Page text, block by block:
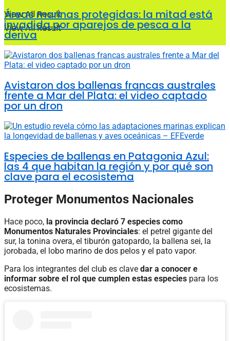
View All Result
View All Result
Áreas marinas protegidas: la mitad está
invadida por aparejos de pesca a la
deriva
Avistaron dos ballenas francas australes
frente a Mar del Plata: el video captado
por un dron
Especies de ballenas en Patagonia Azul:
las 4 que habitan la región y por qué son
clave para el ecosistema
Proteger Monumentos Nacionales
Hace poco, la provincia declaró 7 especies como
Monumentos Naturales Provinciales: el petrel gigante del
sur, la tonina overa, el tiburón gatopardo, la ballena sei, la
jorobada, el lobo marino de dos pelos y el pato vapor.
Para los integrantes del club es clave dar a conocer e
informar sobre el rol que cumplen estas especies para los
ecosistemas.